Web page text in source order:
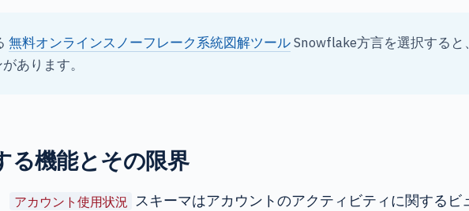
無料オンラインスノーフレーク系統図解ツールSnowflake方言を選択する
あります。
機能とその限界
アカウント使用状況 スキーマはアカウントのアクティビティに関するビ